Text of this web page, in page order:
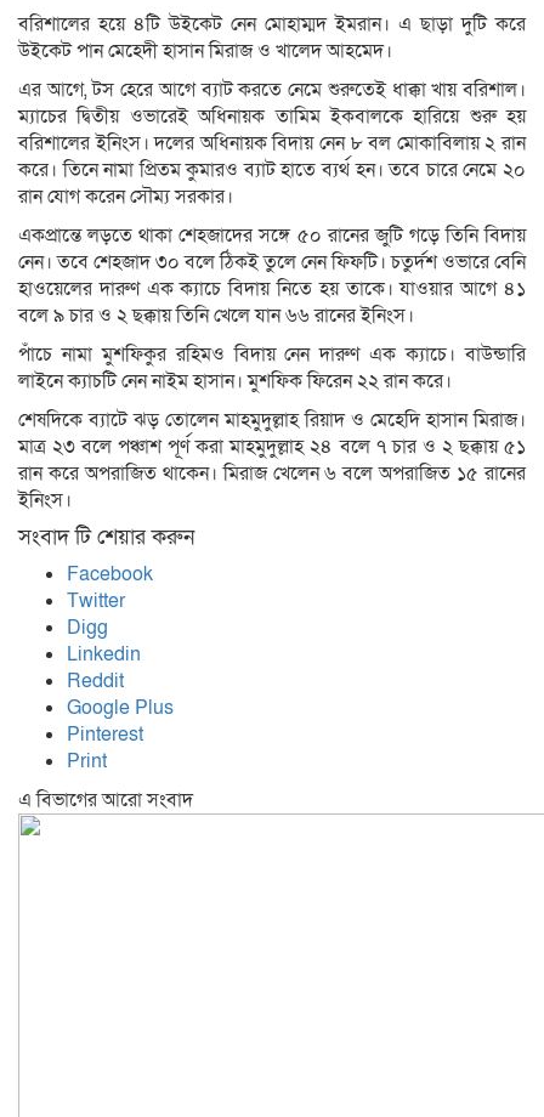
বরিশালের হয়ে ৪টি উইকেট নেন মোহাম্মদ ইমরান। এ ছাড়া দুটি করে
উইকেট পান মেহেদী হাসান মিরাজ ও খালেদ আহমেদ।
এর আগে, টস হেরে আগে ব্যাট করতে নেমে শুরুতেই ধাক্কা খায় বরিশাল।
ম্যাচের দ্বিতীয় ওভারেই অধিনায়ক তামিম ইকবালকে হারিয়ে শুরু হয়
বরিশালের ইনিংস। দলের অধিনায়ক বিদায় নেন ৮ বল মোকাবিলায় ২ রান
করে। তিনে নামা প্রিতম কুমারও ব্যাট হাতে ব্যর্থ হন। তবে চারে নেমে ২০
রান যোগ করেন সৌম্য সরকার।
একপ্রান্তে লড়তে থাকা শেহজাদের সঙ্গে ৫০ রানের জুটি গড়ে তিনি বিদায়
নেন। তবে শেহজাদ ৩০ বলে ঠিকই তুলে নেন ফিফটি। চতুর্দশ ওভারে বেনি
হাওয়েলের দারুণ এক ক্যাচে বিদায় নিতে হয় তাকে। যাওয়ার আগে ৪১
বলে ৯ চার ও ২ ছক্কায় তিনি খেলে যান ৬৬ রানের ইনিংস।
পাঁচে নামা মুশফিকুর রহিমও বিদায় নেন দারুণ এক ক্যাচে। বাউন্ডারি
লাইনে ক্যাচটি নেন নাইম হাসান। মুশফিক ফিরেন ২২ রান করে।
শেষদিকে ব্যাটে ঝড় তোলেন মাহমুদুল্লাহ রিয়াদ ও মেহেদি হাসান মিরাজ।
মাত্র ২৩ বলে পঞ্চাশ পূর্ণ করা মাহমুদুল্লাহ ২৪ বলে ৭ চার ও ২ ছক্কায় ৫১
রান করে অপরাজিত থাকেন। মিরাজ খেলেন ৬ বলে অপরাজিত ১৫ রানের
ইনিংস।
সংবাদ টি শেয়ার করুন
Facebook
Twitter
Digg
Linkedin
Reddit
Google Plus
Pinterest
Print
এ বিভাগের আরো সংবাদ